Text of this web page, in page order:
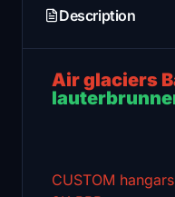
Description
Air glaciers
CUSTOM